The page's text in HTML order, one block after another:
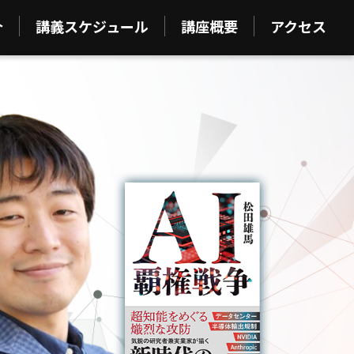
講義スケジュール 講座概要 アクセス